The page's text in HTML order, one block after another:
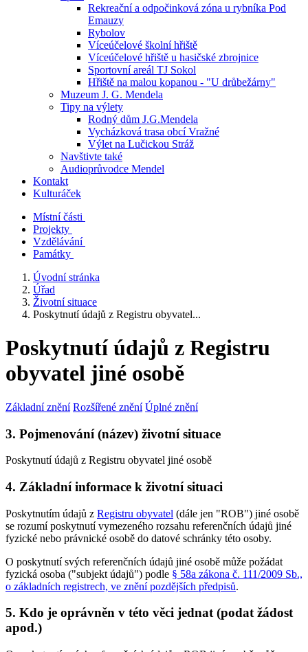
Rekreační a odpočinková zóna u rybníka Pod
Emauzy
Rybolov
Víceúčelové školní hřiště
Víceúčelové hřiště u hasičské zbrojnice
Sportovní areál TJ Sokol
Hřiště na malou kopanou - "U drůbežárny"
Muzeum J. G. Mendela
Tipy na výlety
Rodný dům J.G.Mendela
Vycházková trasa obcí Vražné
Výlet na Lučickou Stráž
Navštivte také
Audioprůvodce Mendel
Kontakt
Kulturáček
Místní části
Projekty
Vzdělávání
Památky
Úvodní stránka
Úřad
Životní situace
Poskytnutí údajů z Registru obyvatel...
Poskytnutí údajů z Registru
obyvatel jiné osobě
Základní znění Rozšířené znění Úplné znění
3. Pojmenování (název) životní situace
Poskytnutí údajů z Registru obyvatel jiné osobě
4. Základní informace k životní situaci
Poskytnutím údajů z Registru obyvatel (dále jen "ROB") jiné osobě
se rozumí poskytnutí vymezeného rozsahu referenčních údajů jiné
fyzické nebo právnické osobě do datové schránky této osoby.
O poskytnutí svých referenčních údajů jiné osobě může požádat
fyzická osoba ("subjekt údajů") podle § 58a zákona č. 111/2009 Sb.,
o základních registrech, ve znění pozdějších předpisů.
5. Kdo je oprávněn v této věci jednat (podat žádost
apod.)